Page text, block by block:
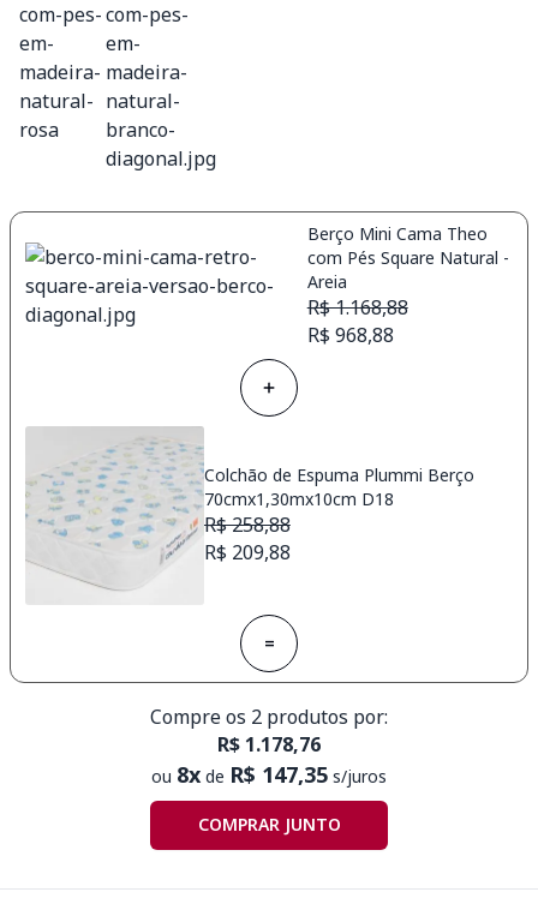
Berço Mini Cama Theo
com Pés Square Natural -
Areia
R$ 1.168,88
R$ 968,88
Colchão de Espuma Plummi Berço
70cmx1,30mx10cm D18
R$ 258,88
R$ 209,88
=
Compre os 2 produtos por:
R$ 1.178,76
ou 8x de R$ 147,35 s/juros
COMPRAR JUNTO